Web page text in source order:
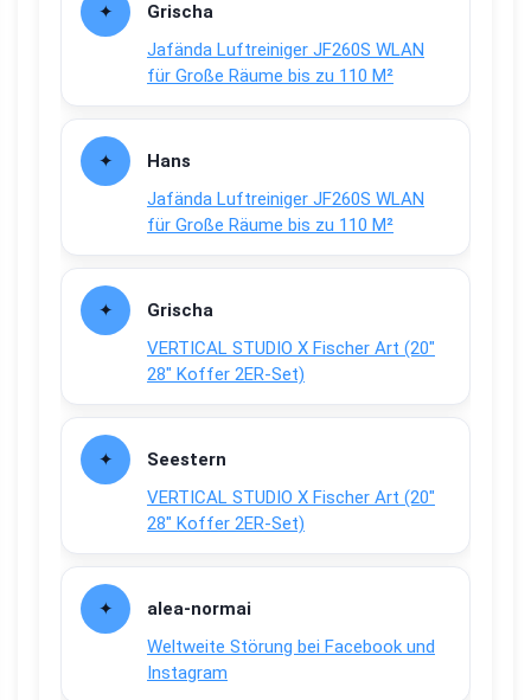
Grischa
Jafända Luftreiniger JF260S WLAN
für Große Räume bis zu 110 M²
Hans
Jafända Luftreiniger JF260S WLAN
für Große Räume bis zu 110 M²
Grischa
VERTICAL STUDIO X Fischer Art (20″
28″ Koffer 2ER-Set)
Seestern
VERTICAL STUDIO X Fischer Art (20″
28″ Koffer 2ER-Set)
alea-normai
Weltweite Störung bei Facebook und
Instagram